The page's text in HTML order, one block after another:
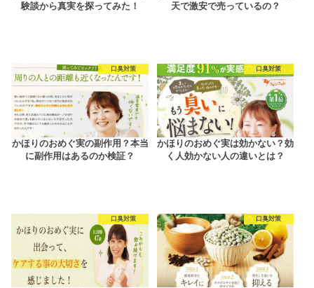
験談から真実を探ってみた！
天で激安で売っているの？
口臭対策
かほりのおめぐ実の副作用？本当
に副作用はあるのか検証？
口臭対策
かほりのおめぐ実は効かない？効
く人効かない人の違いとは？
口臭対策 口臭対策